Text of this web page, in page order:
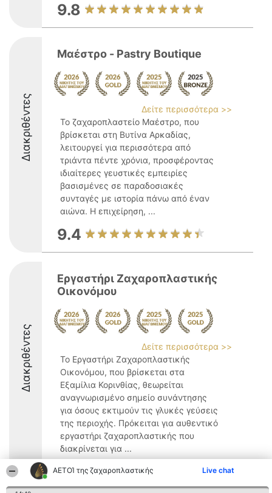
ΑΕΤΟΊ της ζαχαροπλαστικής Live chat
9.8
Διακριθέντες
Μαέστρο - Pastry Boutique
Δείτε περισσότερα >>
Το ζαχαροπλαστείο Μαέστρο, που
βρίσκεται στη Βυτίνα Αρκαδίας,
λειτουργεί για περισσότερα από
τριάντα πέντε χρόνια, προσφέροντας
ιδιαίτερες γευστικές εμπειρίες
βασισμένες σε παραδοσιακές
συνταγές με ιστορία πάνω από έναν
αιώνα. Η επιχείρηση, ...
9.4
Διακριθέντες
Εργαστήρι Ζαχαροπλαστικής
Οικονόμου
Δείτε περισσότερα >>
Το Εργαστήρι Ζαχαροπλαστικής
Οικονόμου, που βρίσκεται στα
Εξαμίλια Κορινθίας, θεωρείται
αναγνωρισμένο σημείο συνάντησης
για όσους εκτιμούν τις γλυκές γεύσεις
της περιοχής. Πρόκειται για αυθεντικό
εργαστήρι ζαχαροπλαστικής που
διακρίνεται για ...
9.8